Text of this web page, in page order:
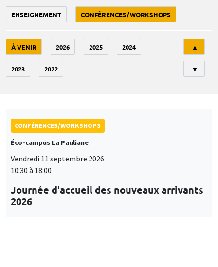
ENSEIGNEMENT CONFÉRENCES/WORKSHOPS
À VENIR 2026 2025 2024
2023 2022
▲
▼
CONFÉRENCES/WORKSHOPS
Éco-campus La Pauliane
Vendredi 11 septembre 2026
10:30 à 18:00
Journée d'accueil des nouveaux arrivants
2026